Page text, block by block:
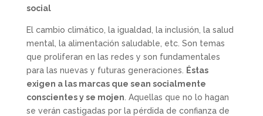
social
El cambio climático, la igualdad, la inclusión, la salud
mental, la alimentación saludable, etc. Son temas
que proliferan en las redes y son fundamentales
para las nuevas y futuras generaciones.
Éstas
exigen a las marcas que sean socialmente
conscientes y se mojen . Aquellas que no lo hagan
se verán castigadas por la pérdida de confianza de